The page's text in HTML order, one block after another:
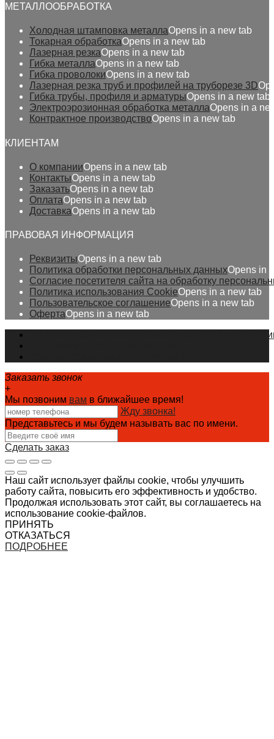
МЕТАЛЛООБРАБОТКА
Холодная штамповка металлаOpens in a new tab
Токарная обработкаOpens in a new tab
Лазерная резкаOpens in a new tab
Гибка металлаOpens in a new tab
Гибка проволокиOpens in a new tab
Лазерная резка труб и профилей на труборезе 3D
Гибка трубы, профиля и арматурыOpens in a new tab
Электроэрозионная обработка металлаOpens in a
Контрактное производствоOpens in a new tab
КЛИЕНТАМ
О компанииOpens in a new tab
КонтактыOpens in a new tab
ЗаказатьOpens in a new tab
ОплатаOpens in a new tab
ДоставкаOpens in a new tab
ПРАВОВАЯ ИНФОРМАЦИЯ
РеквизитыOpens in a new tab
Политика обработки персональных данныхOpens in
Согласие посетителя сайта на обработку
Политика использования CookieOpens in a new tab
Пользовательское соглашениеOpens in a new tab
ОфертаOpens in a new tab
На сайте применяются рекомендательные
Заказать звонок
+
Мы позвоним вам в ближайшее время!
Жду звонка!
Представьтесь и мы будем называть вас по имени.
Сделать заказ
Наш сайт использует файлы cookie, чтобы улучшить
работу сайта, повысить его эффективность и удобство.
Продолжая использовать этот сайт, вы соглашаетесь на
использование cookie-файлов.
ПРИНЯТЬ
ОТКАЗАТЬСЯ
ПОДРОБНЕЕ